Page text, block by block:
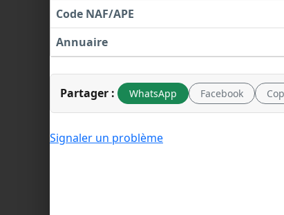
Code NAF/APE
Annuaire
Partager : WhatsApp Facebook
Signaler un problème